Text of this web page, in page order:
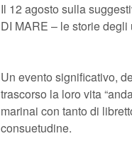
Il 12 agosto sulla
DI MARE – le storie
Un evento significativo,
trascorso la loro vita
marinai con tanto di
consuetudine.